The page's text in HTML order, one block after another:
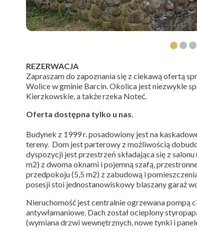
REZERWACJA
Zapraszam do zapoznania się z ciekawą ofertą
Wolice w gminie Barcin. Okolica jest niezwykle
Kierzkowskie, a także rzeka Noteć.
Oferta dostępna tylko u nas.
Budynek z 1999 r. posadowiony jest na
tereny. Dom jest parterowy z możliwością
dyspozycji jest przestrzeń składająca się z
m2) z dwoma oknami i pojemną szafą,
przedpokoju (5,5 m2) z zabudową i
posesji stoi jednostanowiskowy blaszany garaż
Nieruchomość jest centralnie ogrzewana pompą
antywłamaniowe. Dach został ocieplony
(wymiana drzwi wewnętrznych, nowe tynki i